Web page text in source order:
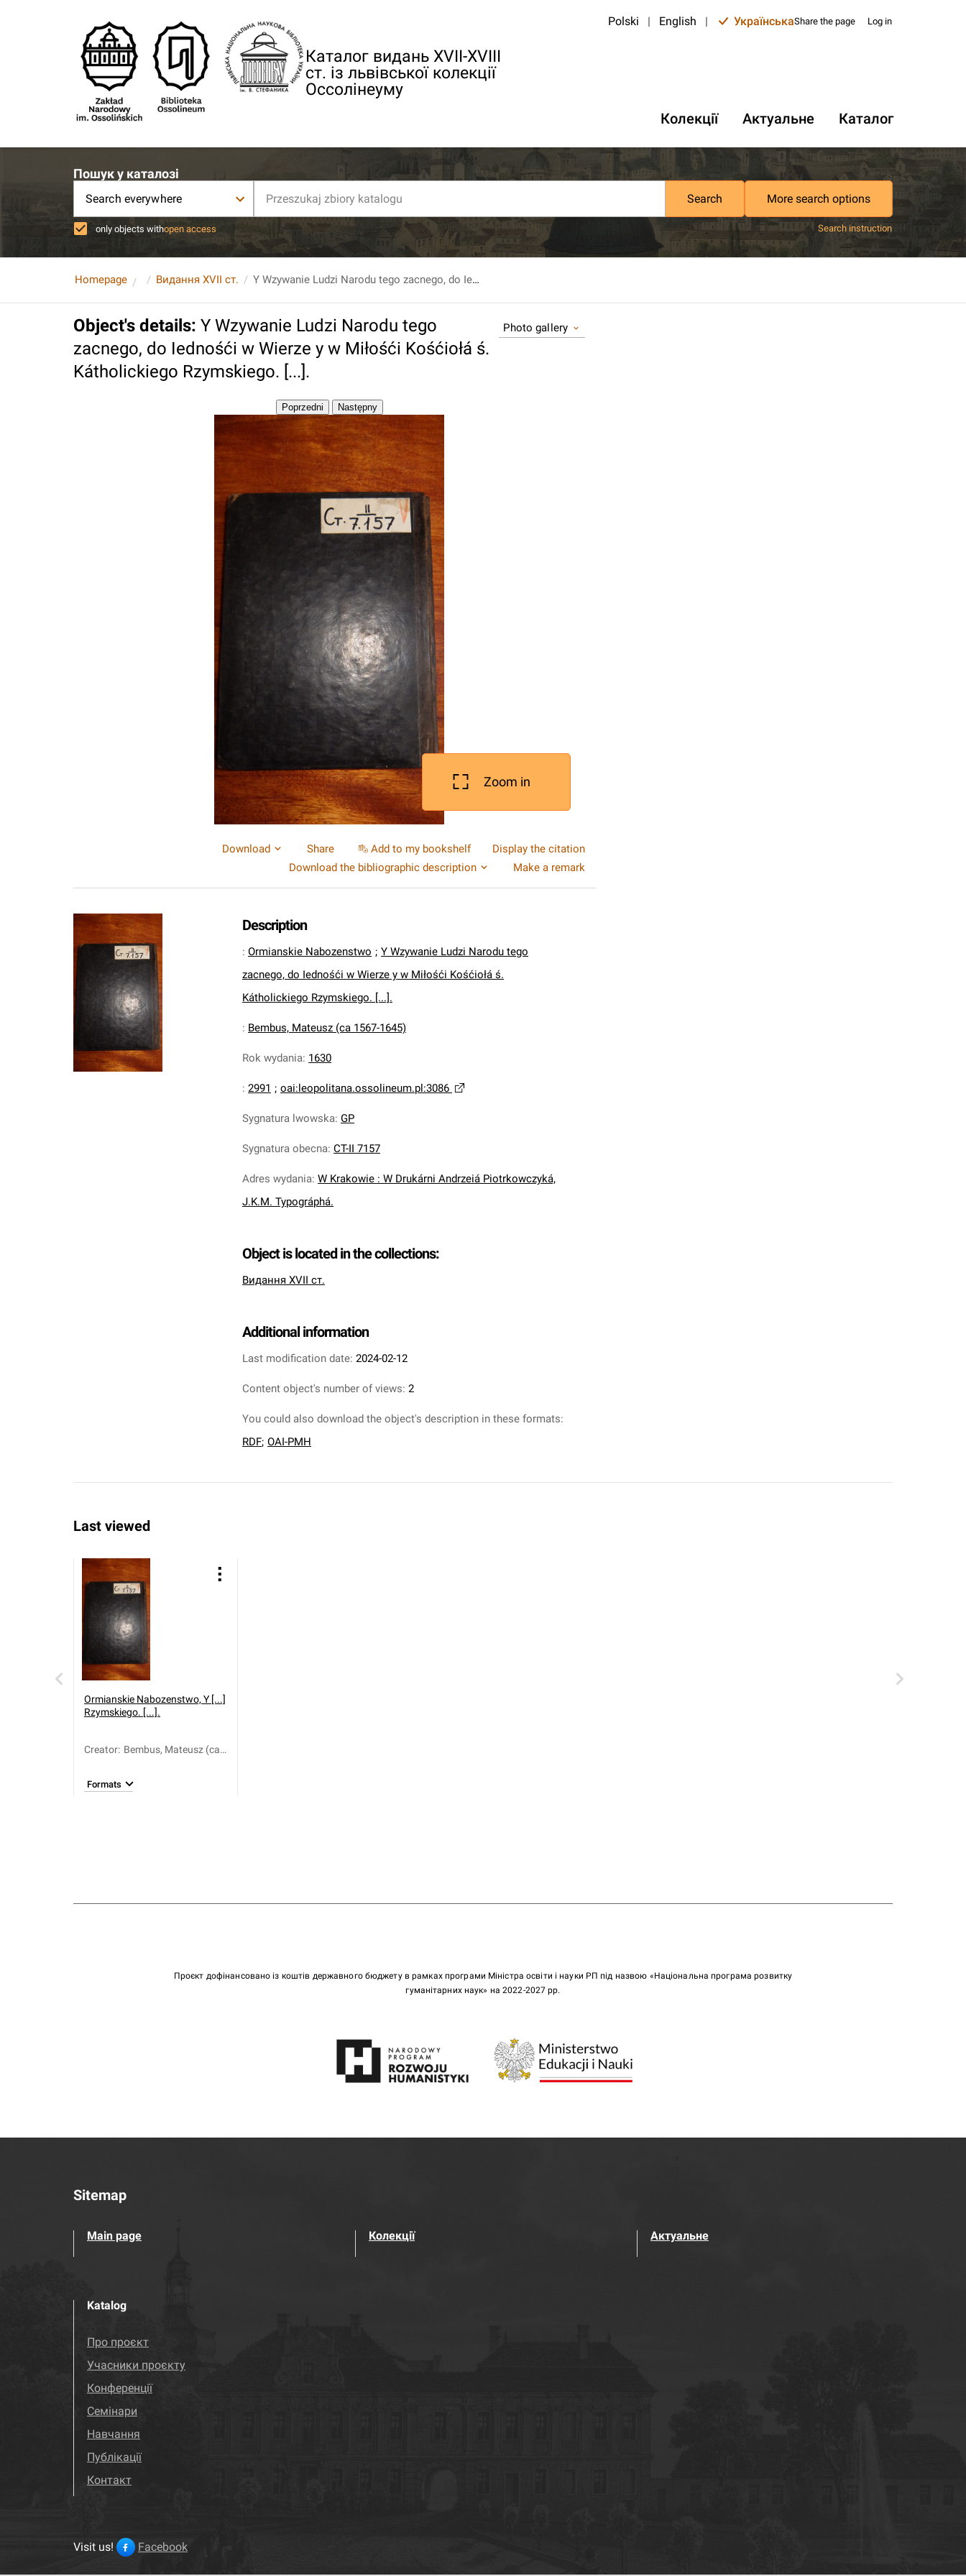
Каталог видань XVII-XVIII
ст. із львівської колекції
Оссолінеуму
Polski | English | УкраїнськаShare the page Log in
Колекції Актуальне Каталог
Пошук у каталозі
Search everywhere Search More search options
only objects withopen access Search instruction
Homepage Видання XVII ст. Y Wzywanie Ludzi Narodu tego zacnego, do Iednośći w Wierze y w Miłośći Kośćiołá ś. Kátholickiego Rzymskiego. [...].
Object's details: Y Wzywanie Ludzi Narodu tego
zacnego, do Iednośći w Wierze y w Miłośći Kośćiołá ś.
Kátholickiego Rzymskiego. [...].
Photo gallery
Zoom in
Download Share Add to my bookshelf
Display the citation
Download the bibliographic description
Make a remark
Description
: Ormianskie Nabozenstwo ; Y Wzywanie Ludzi Narodu tego
zacnego, do Iednośći w Wierze y w Miłośći Kośćiołá ś.
Kátholickiego Rzymskiego. [...].
: Bembus, Mateusz (ca 1567-1645)
Rok wydania: 1630
: 2991 ; oai:leopolitana.ossolineum.pl:3086
Sygnatura lwowska: GP
Sygnatura obecna: CT-II 7157
Adres wydania: W Krakowie : W Drukárni Andrzeiá Piotrkowczyká,
J.K.M. Typográphá.
Object is located in the collections:
Видання XVII ст.
Additional information
Last modification date: 2024-02-12
Content object's number of views: 2
You could also download the object's description in these formats:
RDF; OAI-PMH
Last viewed
Ormianskie Nabozenstwo, Y [...]
Rzymskiego. [...].
Creator: Bembus, Mateusz (ca
Formats
Проєкт дофінансовано із коштів державного бюджету в рамках програми Міністра освіти і науки РП під назвою «Національна програма розвитку
гуманітарних наук» на 2022-2027 рр.
Sitemap
Main page Колекції Актуальне
Katalog
Про проєкт
Учасники проєкту
Конференції
Семінари
Навчання
Публікації
Контакт
Visit us! Facebook